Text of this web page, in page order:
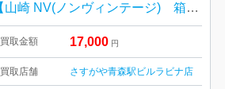
【山崎 NV(ノンヴィンテージ) 箱有り完備/お酒・ジャパニーズウイスキー・40度・700ml・ホログラム付き】
買取金額 17,000 円
買取店舗 さすがや青森駅ビルラビナ店